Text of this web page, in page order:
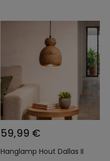
59,99 €
Hanglamp Hout Dallas II